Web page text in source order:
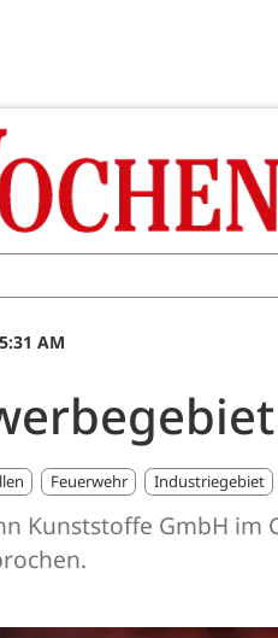
AM
Feuerwehr Industriegebiet
Kunststoffe GmbH